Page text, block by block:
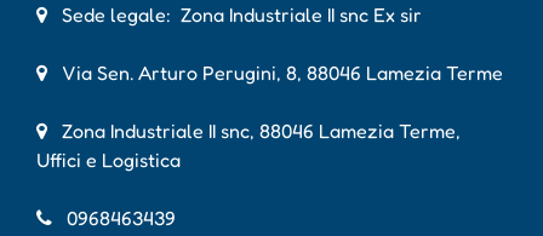
Sede legale: Zona Industriale II snc Ex sir
Via Sen. Arturo Perugini, 8, 88046 Lamezia Terme
Zona Industriale II snc, 88046 Lamezia Terme,
Uffici e Logistica
0968463439